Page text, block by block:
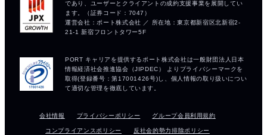
会社情報 プライバシーポリシー グループ会員利用規約
コンプライアンスポリシー 反社会的勢力排除ポリシー